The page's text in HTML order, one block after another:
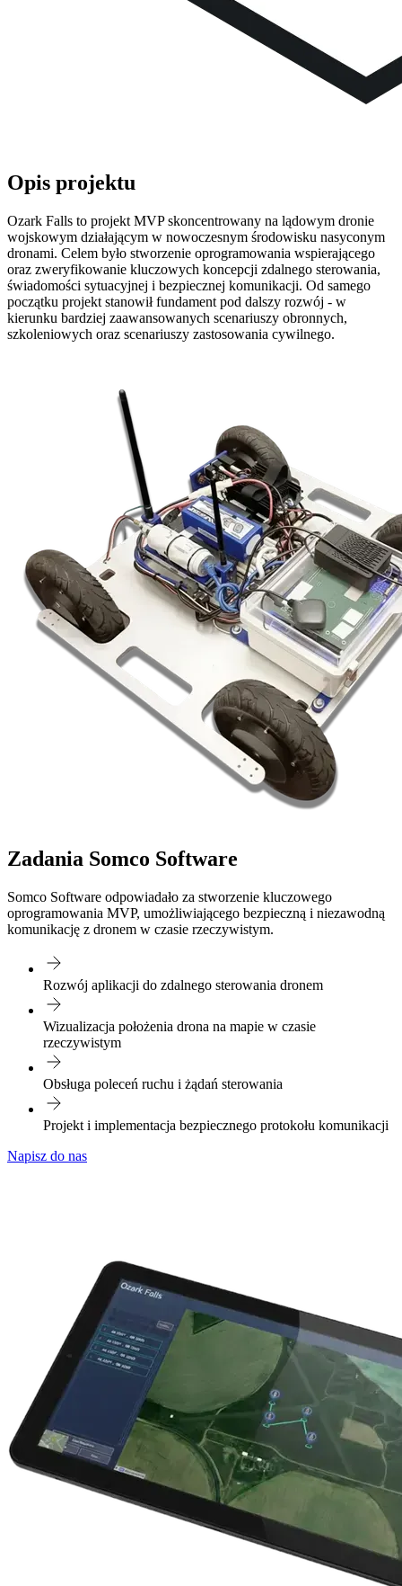
Opis projektu
Ozark Falls to projekt MVP skoncentrowany na lądowym dronie
wojskowym działającym w nowoczesnym środowisku nasyconym
dronami. Celem było stworzenie oprogramowania wspierającego
oraz zweryfikowanie kluczowych koncepcji zdalnego sterowania,
świadomości sytuacyjnej i bezpiecznej komunikacji. Od samego
początku projekt stanowił fundament pod dalszy rozwój - w
kierunku bardziej zaawansowanych scenariuszy obronnych,
szkoleniowych oraz scenariuszy zastosowania cywilnego.
Zadania Somco Software
Somco Software odpowiadało za stworzenie kluczowego
oprogramowania MVP, umożliwiającego bezpieczną i niezawodną
komunikację z dronem w czasie rzeczywistym.
Rozwój aplikacji do zdalnego sterowania dronem
Wizualizacja położenia drona na mapie w czasie
rzeczywistym
Obsługa poleceń ruchu i żądań sterowania
Projekt i implementacja bezpiecznego protokołu komunikacji
Napisz do nas